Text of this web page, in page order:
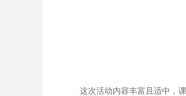
这次活动内容丰富且适中，